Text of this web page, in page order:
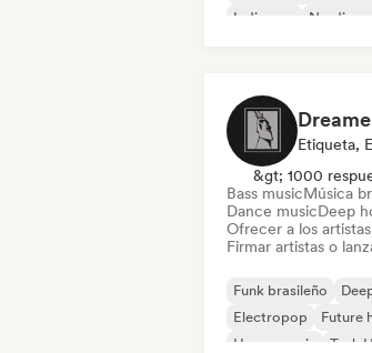
Indie pop
Nu-disco
Etiqueta,
&gt; 1000
Bass musicMúsica
Dance musicDeep
Ofrecer a los
Firmar artistas o
Funk brasileño
Electropop
Future
House music
Tech